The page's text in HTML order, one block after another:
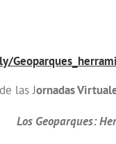
las Jornadas
Los Geoparques: